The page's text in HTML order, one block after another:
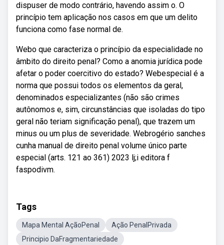
dispuser de modo contrário, havendo assim o. O
princípio tem aplicação nos casos em que um delito
funciona como fase normal de.
Webo que caracteriza o princípio da especialidade no
âmbito do direito penal? Como a anomia jurídica pode
afetar o poder coercitivo do estado? Webespecial é a
norma que possui todos os elementos da geral,
denominados especializantes (não são crimes
autônomos e, sim, circunstâncias que isoladas do tipo
geral não teriam significação penal), que trazem um
minus ou um plus de severidade. Webrogério sanches
cunha manual de direito penal volume único parte
especial (arts. 121 ao 361) 2023 lj;i editora f
faspodivm.
Tags
Mapa Mental AçãoPenal
Ação PenalPrivada
Principio DaFragmentariedade